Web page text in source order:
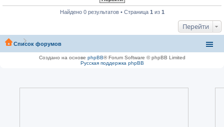
Найдено 0 результатов • Страница 1 из 1
Перейти
Список форумов
Создано на основе phpBB® Forum Software © phpBB Limited
Русская поддержка phpBB